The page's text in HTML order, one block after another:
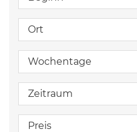
Ort
Wochentage
Zeitraum
Preis